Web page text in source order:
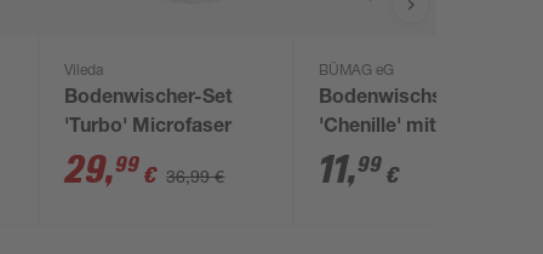
Vileda
Bodenwischer-Set
'Turbo' Microfaser
29,99 € 36,99 €
BÜMAG eG
Bodenwischsystem
'Chenille' mit
Teleskopstiel
11,99 €